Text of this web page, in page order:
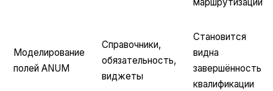
Моделирование
полей ANUM
Справочники,
обязательность,
виджеты
Становится
видна
завершённость
квалификации